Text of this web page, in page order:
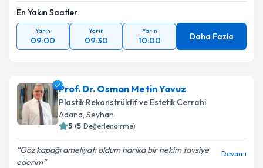
En Yakın Saatler
Yarın
09:00
Yarın
09:30
Yarın
10:00 Daha Fazla
Prof. Dr. Osman Metin Yavuz
Plastik Rekonstrüktif ve Estetik Cerrahi
Adana, Seyhan
5 (5 Değerlendirme)
Göz kapağı ameliyatı oldum harika bir hekim tavsiye
ederim
Devamı